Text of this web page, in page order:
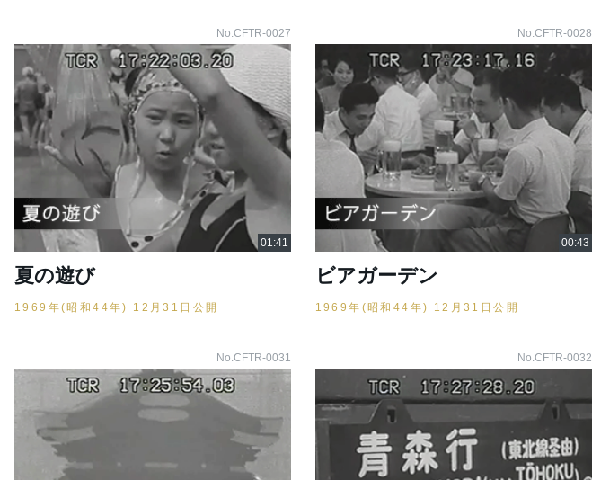
No.CFTR-0027
夏の遊び
1969年(昭和44年) 12月31日公開
No.CFTR-0028
ビアガーデン
1969年(昭和44年) 12月31日公開
No.CFTR-0031 No.CFTR-0032